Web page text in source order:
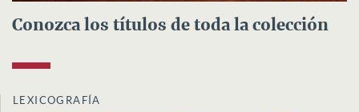
Conozca los títulos de toda la colección
LEXICOGRAFÍA